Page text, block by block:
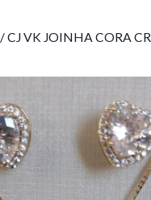
/ CJ VK JOINHA CORA